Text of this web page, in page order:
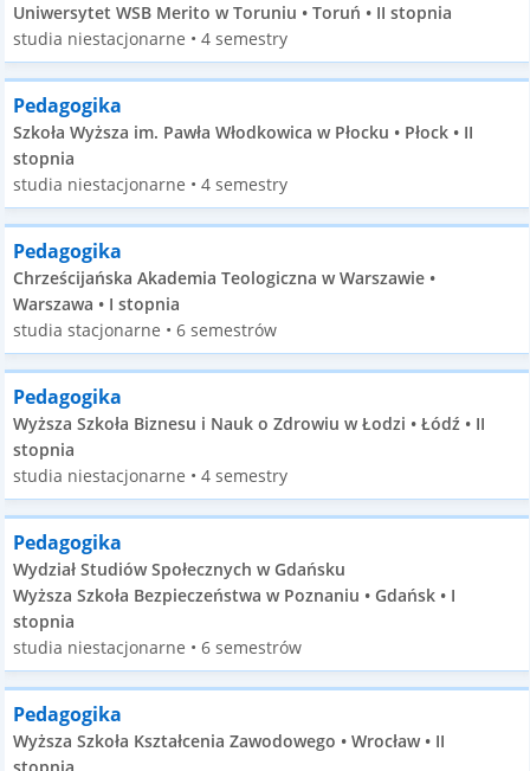
Uniwersytet WSB Merito w Toruniu • Toruń • II stopnia
studia niestacjonarne • 4 semestry
Pedagogika
Szkoła Wyższa im. Pawła Włodkowica w Płocku • Płock • II
stopnia
studia niestacjonarne • 4 semestry
Pedagogika
Chrześcijańska Akademia Teologiczna w Warszawie •
Warszawa • I stopnia
studia stacjonarne • 6 semestrów
Pedagogika
Wyższa Szkoła Biznesu i Nauk o Zdrowiu w Łodzi • Łódź • II
stopnia
studia niestacjonarne • 4 semestry
Pedagogika
Wydział Studiów Społecznych w Gdańsku
Wyższa Szkoła Bezpieczeństwa w Poznaniu • Gdańsk • I
stopnia
studia niestacjonarne • 6 semestrów
Pedagogika
Wyższa Szkoła Kształcenia Zawodowego • Wrocław • II